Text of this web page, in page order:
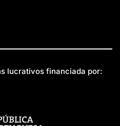
lucrativos financiada por: